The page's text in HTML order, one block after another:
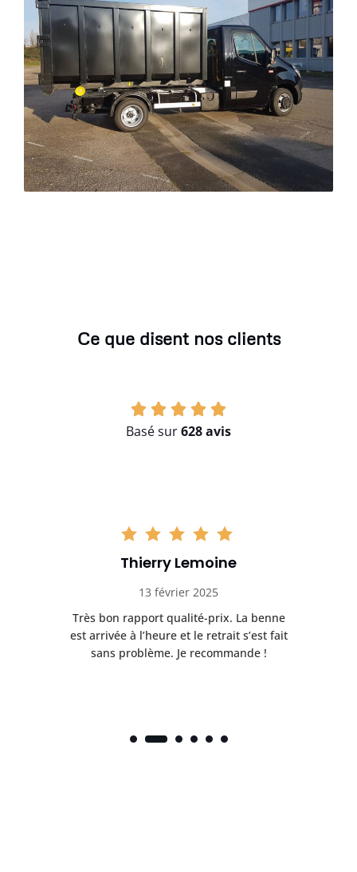
Ce que disent nos clients
Basé sur628 avis
Thierry Lemoine
13 février 2025
Très bon rapport qualité-prix. La benne
est arrivée à l’heure et le retrait s’est fait
sans problème. Je recommande !